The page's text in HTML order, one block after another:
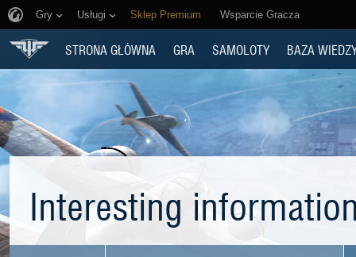
Gry Usługi Sklep Premium Wsparcie Gracza
STRONA GŁÓWNA GRA SAMOLOTY BAZA
Interesting